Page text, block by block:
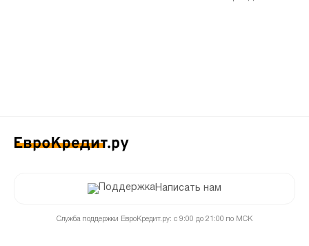
Написать нам
Служба поддержки ЕвроКредит.ру: с 9:00 до 21:00 по МСК